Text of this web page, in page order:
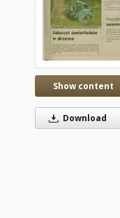
Show content
Download